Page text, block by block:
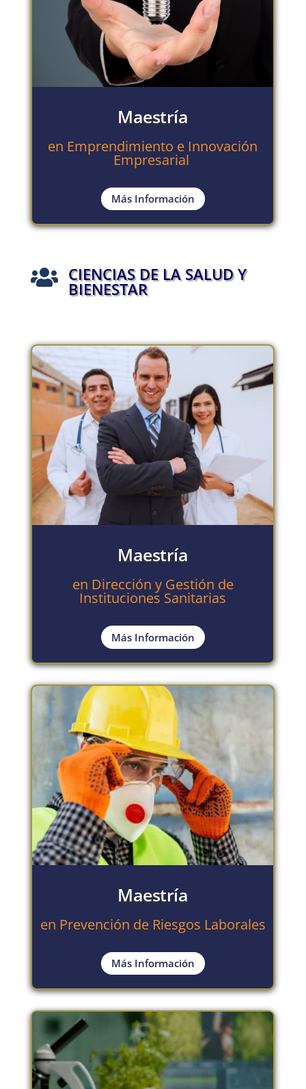
Maestría
en Emprendimiento e Innovación
Empresarial
Más Información
 CIENCIAS DE LA SALUD Y
BIENESTAR
Maestría
en Dirección y Gestión de
Instituciones Sanitarias
Más Información
Maestría
en Prevención de Riesgos Laborales
Más Información